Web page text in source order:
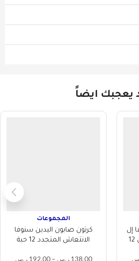
يعجبك ايضاً
إل
إتش إس انتعاش الليمون 12
المجموعات
كرتون صابون اليدين سنوفا
الانتعاش المتجدد 12 حبة
138,00 ر.س –
192,00 ر.س